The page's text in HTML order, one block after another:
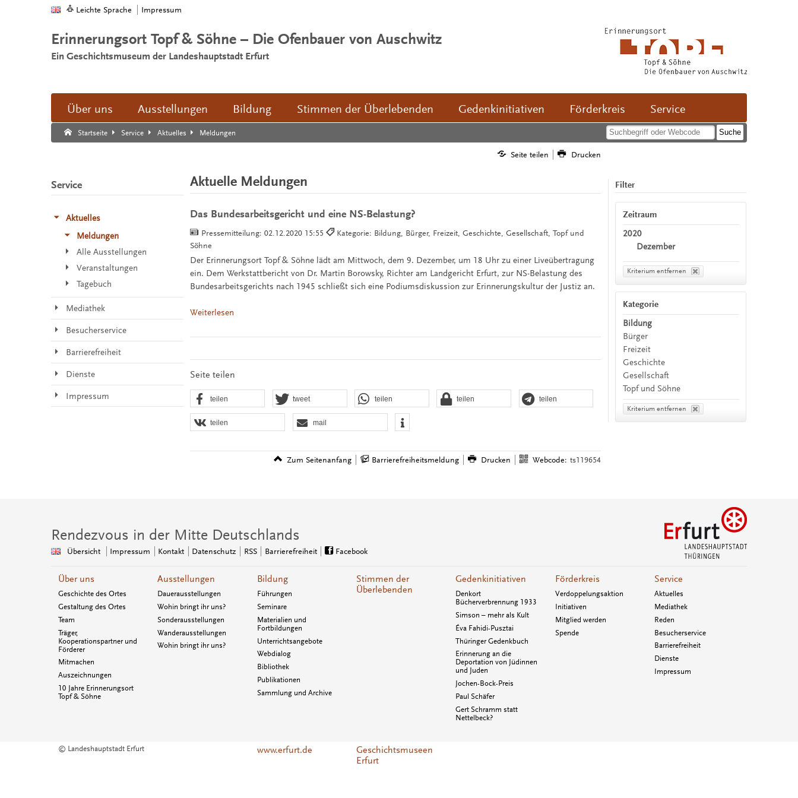
Leichte Sprache Impressum
Erinnerungsort Topf & Söhne – Die Ofenbauer von Auschwitz
Ein Geschichtsmuseum der Landeshauptstadt Erfurt
Über uns Ausstellungen Bildung Stimmen der Überlebenden Gedenkinitiativen Förderkreis Service
Startseite Service Aktuelles Meldungen
Suche:
Suche Ende.
Seite teilen Drucken
Aktuelle Meldungen
Das Bundesarbeitsgericht und eine NS-Belastung?
Pressemitteilung: 02.12.2020 15:55
Kategorie: Bildung, Bürger, Freizeit, Geschichte, Gesellschaft, Topf und
Söhne
Der Erinnerungsort Topf & Söhne lädt am Mittwoch, dem 9. Dezember, um 18 Uhr zu einer Liveübertragung
ein. Dem Werkstattbericht von Dr. Martin Borowsky, Richter am Landgericht Erfurt, zur NS-Belastung des
Bundesarbeitsgerichts nach 1945 schließt sich eine Podiumsdiskussion zur Erinnerungskultur der Justiz an.
Weiterlesen
Seite teilen
teilen tweet teilen teilen teilen
teilen mail
Zum Seitenanfang Barrierefreiheitsmeldung Drucken Webcode: ts119654
Filter
Zeitraum
2020
Dezember
Kriterium entfernen
Kategorie
Bildung
Bürger
Freizeit
Geschichte
Gesellschaft
Topf und Söhne
Kriterium entfernen
Service
Aktuelles
Meldungen
Alle Ausstellungen
Veranstaltungen
Tagebuch
Mediathek
Besucherservice
Barrierefreiheit
Dienste
Impressum
Rendezvous in der Mitte Deutschlands
Übersicht Impressum Kontakt Datenschutz RSS Barrierefreiheit Facebook
Über uns
Geschichte des Ortes
Gestaltung des Ortes
Team
Träger,
Kooperationspartner und
Förderer
Mitmachen
Auszeichnungen
10 Jahre Erinnerungsort
Topf & Söhne
Ausstellungen
Dauerausstellungen
Wohin bringt ihr uns?
Sonderausstellungen
Wanderausstellungen
Wohin bringt ihr uns?
Bildung
Führungen
Seminare
Materialien und
Fortbildungen
Unterrichtsangebote
Webdialog
Bibliothek
Publikationen
Sammlung und Archive
Stimmen der
Überlebenden
Gedenkinitiativen
Denkort
Bücherverbrennung 1933
Simson – mehr als Kult
Éva Fahidi-Pusztai
Thüringer Gedenkbuch
Erinnerung an die
Deportation von Jüdinnen
und Juden
Jochen-Bock-Preis
Paul Schäfer
Gert Schramm statt
Nettelbeck?
Förderkreis
Verdoppelungsaktion
Initiativen
Mitglied werden
Spende
Service
Aktuelles
Mediathek
Reden
Besucherservice
Barrierefreiheit
Dienste
Impressum
© Landeshauptstadt Erfurt www.erfurt.de
Geschichtsmuseen
Erfurt